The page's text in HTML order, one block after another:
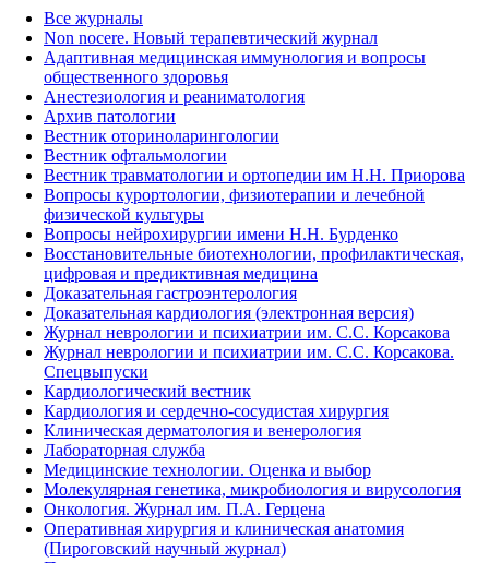
Все журналы
Non nocere. Новый терапевтический журнал
Адаптивная медицинская иммунология и вопросы
общественного здоровья
Анестезиология и реаниматология
Архив патологии
Вестник оториноларингологии
Вестник офтальмологии
Вестник травматологии и ортопедии им Н.Н. Приорова
Вопросы курортологии, физиотерапии и лечебной
физической культуры
Вопросы нейрохирургии имени Н.Н. Бурденко
Восстановительные биотехнологии, профилактическая,
цифровая и предиктивная медицина
Доказательная гастроэнтерология
Доказательная кардиология (электронная версия)
Журнал неврологии и психиатрии им. С.С. Корсакова
Журнал неврологии и психиатрии им. С.С. Корсакова.
Спецвыпуски
Кардиологический вестник
Кардиология и сердечно-сосудистая хирургия
Клиническая дерматология и венерология
Лабораторная служба
Медицинские технологии. Оценка и выбор
Молекулярная генетика, микробиология и вирусология
Онкология. Журнал им. П.А. Герцена
Оперативная хирургия и клиническая анатомия
(Пироговский научный журнал)